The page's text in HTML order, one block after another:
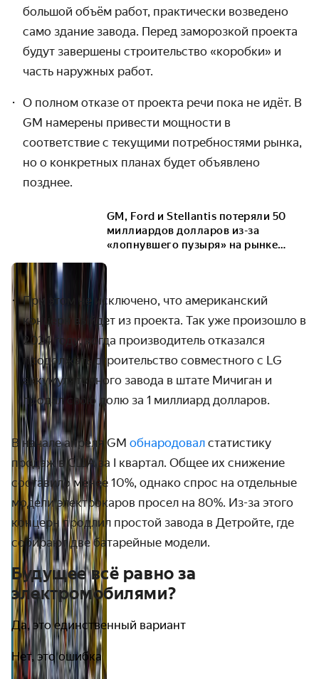
большой объём работ, практически возведено
само здание завода. Перед заморозкой проекта
будут завершены строительство «коробки» и
часть наружных работ.
О полном отказе от проекта речи пока не идёт. В
GM намерены привести мощности в
соответствие с текущими потребностями рынка,
но о конкретных планах будет объявлено
позднее.
GM, Ford и Stellantis потеряли 50
миллиардов долларов из-за
«лопнувшего пузыря» на рынке
При этом не исключено, что американский
концерн выйдет из проекта. Так уже произошло в
2024 году, когда производитель отказался
продолжать строительство совместного с LG
аккумуляторного завода в штате Мичиган и
продал свою долю за 1 миллиард долларов.
В начале апреля GM обнародовал статистику
продаж в США за I квартал. Общее их снижение
составило менее 10%, однако спрос на отдельные
модели электрокаров просел на 80%. Из-за этого
концерн продлил простой завода в Детройте, где
собирают две батарейные модели.
Будущее всё равно за
электромобилями?
Да, это единственный вариант
Нет, это ошибка